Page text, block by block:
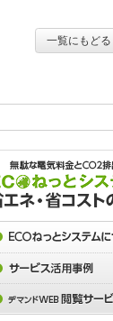
一覧にもどる